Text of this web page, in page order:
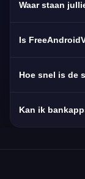
Waar staan
10 Gbps
Is
Hoe snel is de
Kan ik
Credomatic